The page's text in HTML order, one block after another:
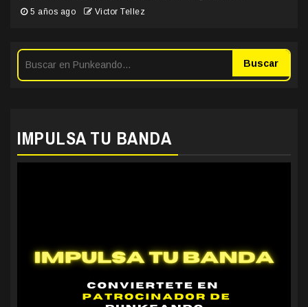
5 años ago Victor Tellez
Buscar
IMPULSA TU BANDA